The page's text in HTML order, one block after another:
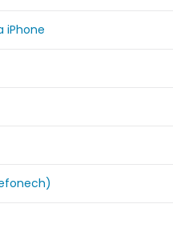
iPhone